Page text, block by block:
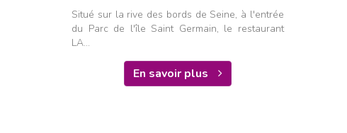
Situé sur la rive des bords de Seine, à l'entrée
du Parc de l'île Saint Germain, le restaurant
LA...
En savoir plus